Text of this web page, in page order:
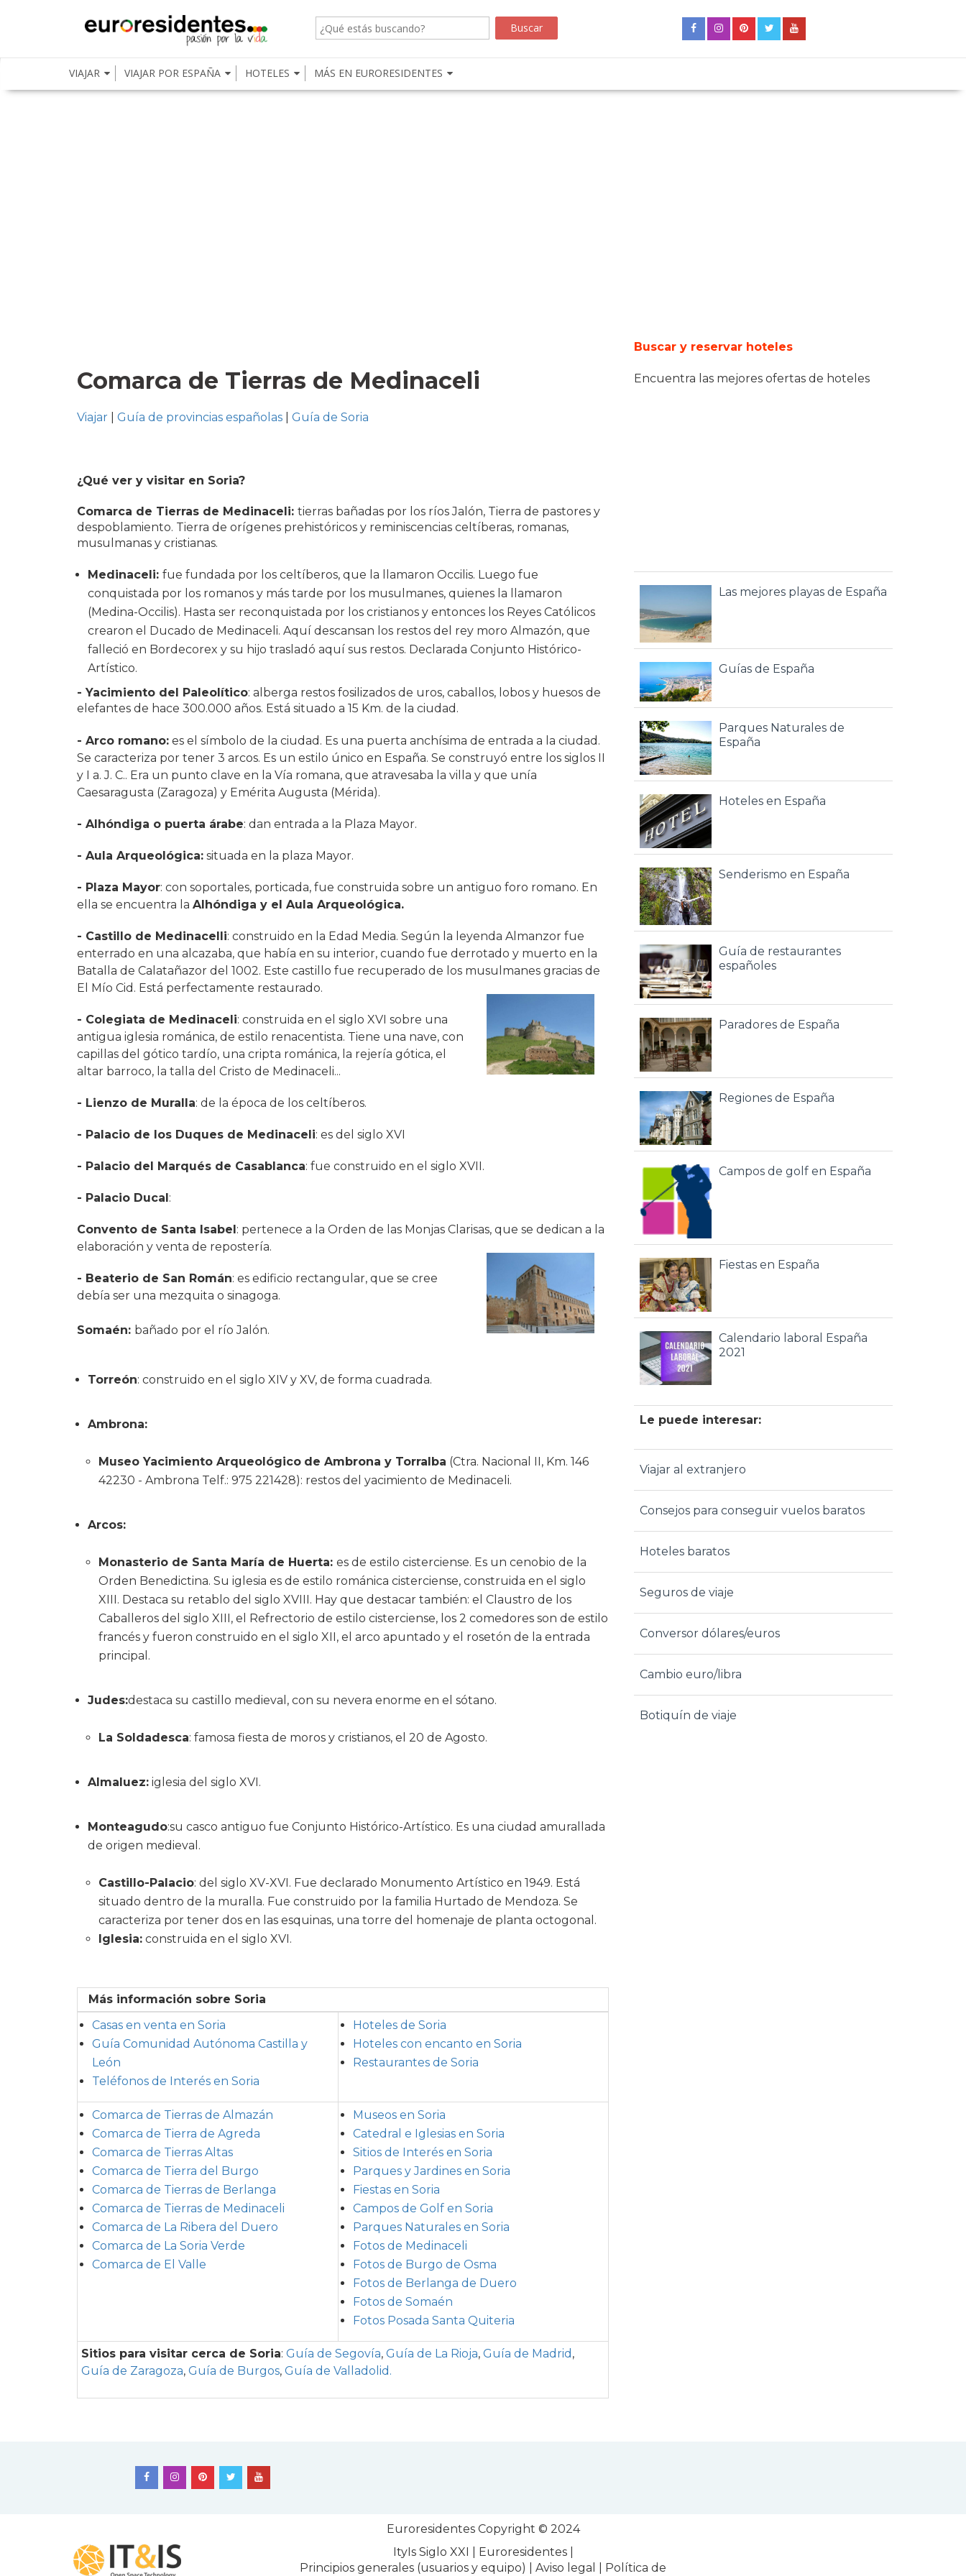
VIAJAR VIAJAR POR ESPAÑA HOTELES MÁS EN EURORESIDENTES
Comarca de Tierras de Medinaceli
Viajar Guía de provincias españolas Guía de Soria
¿Qué ver y visitar en Soria?
Comarca de Tierras de Medinaceli: tierras bañadas por los ríos Jalón, Tierra de pastores y
despoblamiento. Tierra de orígenes prehistóricos y reminiscencias celtíberas, romanas,
musulmanas y cristianas.
Medinaceli: fue fundada por los celtíberos, que la llamaron Occilis. Luego fue
conquistada por los romanos y más tarde por los musulmanes, quienes la llamaron
(Medina-Occilis). Hasta ser reconquistada por los cristianos y entonces los Reyes Católicos
crearon el Ducado de Medinaceli. Aquí descansan los restos del rey moro Almazón, que
falleció en Bordecorex y su hijo trasladó aquí sus restos. Declarada Conjunto Histórico-
Artístico.
- Yacimiento del Paleolítico: alberga restos fosilizados de uros, caballos, lobos y huesos de
elefantes de hace 300.000 años. Está situado a 15 Km. de la ciudad.
- Arco romano: es el símbolo de la ciudad. Es una puerta anchísima de entrada a la ciudad.
Se caracteriza por tener 3 arcos. Es un estilo único en España. Se construyó entre los siglos II
y I a. J. C.. Era un punto clave en la Vía romana, que atravesaba la villa y que unía
Caesaragusta (Zaragoza) y Emérita Augusta (Mérida).
- Alhóndiga o puerta árabe: dan entrada a la Plaza Mayor.
- Aula Arqueológica: situada en la plaza Mayor.
- Plaza Mayor: con soportales, porticada, fue construida sobre un antiguo foro romano. En
ella se encuentra la Alhóndiga y el Aula Arqueológica.
- Castillo de Medinacelli: construido en la Edad Media. Según la leyenda Almanzor fue
enterrado en una alcazaba, que había en su interior, cuando fue derrotado y muerto en la
Batalla de Calatañazor del 1002. Este castillo fue recuperado de los musulmanes gracias de
El Mío Cid. Está perfectamente restaurado.
- Colegiata de Medinaceli: construida en el siglo XVI sobre una
antigua iglesia románica, de estilo renacentista. Tiene una nave, con
capillas del gótico tardío, una cripta románica, la rejería gótica, el
altar barroco, la talla del Cristo de Medinaceli...
- Lienzo de Muralla: de la época de los celtíberos.
- Palacio de los Duques de Medinaceli: es del siglo XVI
- Palacio del Marqués de Casablanca: fue construido en el siglo XVII.
- Palacio Ducal:
Convento de Santa Isabel: pertenece a la Orden de las Monjas Clarisas, que se dedican a la
elaboración y venta de repostería.
- Beaterio de San Román: es edificio rectangular, que se cree
debía ser una mezquita o sinagoga.
Somaén: bañado por el río Jalón.
Torreón: construido en el siglo XIV y XV, de forma cuadrada.
Ambrona:
Museo Yacimiento Arqueológico de Ambrona y Torralba (Ctra. Nacional II, Km. 146
42230 - Ambrona Telf.: 975 221428): restos del yacimiento de Medinaceli.
Arcos:
Monasterio de Santa María de Huerta: es de estilo cisterciense. Es un cenobio de la
Orden Benedictina. Su iglesia es de estilo románica cisterciense, construida en el siglo
XIII. Destaca su retablo del siglo XVIII. Hay que destacar también: el Claustro de los
Caballeros del siglo XIII, el Refrectorio de estilo cisterciense, los 2 comedores son de estilo
francés y fueron construido en el siglo XII, el arco apuntado y el rosetón de la entrada
principal.
Judes:destaca su castillo medieval, con su nevera enorme en el sótano.
La Soldadesca: famosa fiesta de moros y cristianos, el 20 de Agosto.
Almaluez: iglesia del siglo XVI.
Monteagudo:su casco antiguo fue Conjunto Histórico-Artístico. Es una ciudad amurallada
de origen medieval.
Castillo-Palacio: del siglo XV-XVI. Fue declarado Monumento Artístico en 1949. Está
situado dentro de la muralla. Fue construido por la familia Hurtado de Mendoza. Se
caracteriza por tener dos en las esquinas, una torre del homenaje de planta octogonal.
Iglesia: construida en el siglo XVI.
Más información sobre Soria
Casas en venta en Soria
Guía Comunidad Autónoma Castilla y
León
Teléfonos de Interés en Soria
Hoteles de Soria
Hoteles con encanto en Soria
Restaurantes de Soria
Comarca de Tierras de Almazán
Comarca de Tierra de Agreda
Comarca de Tierras Altas
Comarca de Tierra del Burgo
Comarca de Tierras de Berlanga
Comarca de Tierras de Medinaceli
Comarca de La Ribera del Duero
Comarca de La Soria Verde
Comarca de El Valle
Museos en Soria
Catedral e Iglesias en Soria
Sitios de Interés en Soria
Parques y Jardines en Soria
Fiestas en Soria
Campos de Golf en Soria
Parques Naturales en Soria
Fotos de Medinaceli
Fotos de Burgo de Osma
Fotos de Berlanga de Duero
Fotos de Somaén
Fotos Posada Santa Quiteria
Sitios para visitar cerca de Soria: Guía de Segovía, Guía de La Rioja, Guía de Madrid ,
Guía de Zaragoza, Guía de Burgos, Guía de Valladolid.
Buscar y reservar hoteles
Encuentra las mejores ofertas de hoteles
Las mejores playas de España
Guías de España
Parques Naturales de
España
Hoteles en España
Senderismo en España
Guía de restaurantes
españoles
Paradores de España
Regiones de España
Campos de golf en España
Fiestas en España
Calendario laboral España
2021
Le puede interesar:
Viajar al extranjero
Consejos para conseguir vuelos baratos
Hoteles baratos
Seguros de viaje
Conversor dólares/euros
Cambio euro/libra
Botiquín de viaje
EuroresidentesCopyright © 2024
ItyIs Siglo XXI
Euroresidentes|
Principios generales (usuarios y equipo)
Aviso legal Política de